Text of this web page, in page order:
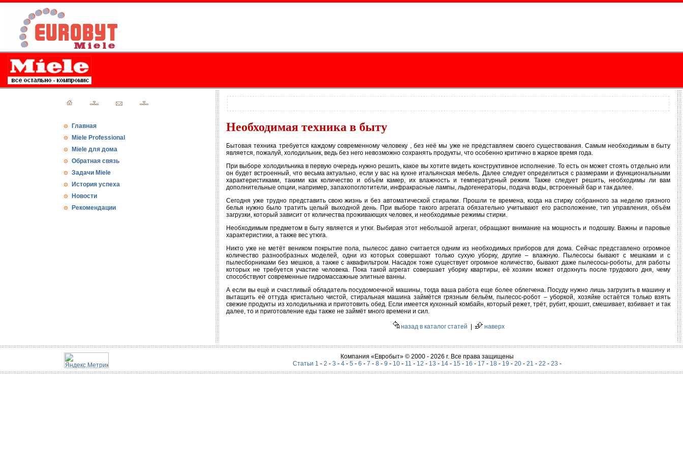
Главная
Miele Professional
Miele для дома
Обратная связь
Задачи Miele
История успеха
Новости
Рекомендации
Необходимая техника в быту
Бытовая техника требуется каждому современному человеку , без неё мы уже не представляем своего существования. Самым необходимым в быту
является, пожалуй, холодильник, ведь без него невозможно сохранять продукты, что особенно критично в жаркое время года.
При выборе холодильника в первую очередь нужно решить, какое вы хотите видеть конструктивное исполнение. То есть он может стоять отдельно или
он будет встроенный, что весьма актуально, если у вас на кухне итальянская мебель. Далее следует определиться с размерами и функциональными
характеристиками, такими как количество и объём камер, их влажность и температурный режим. Также следует решить, необходимы ли вам
дополнительные опции, например, запахопоглотители, инфракрасные лампы, льдогенераторы, подача воды, встроенный бар и так далее.
Сегодня уже трудно представить свою жизнь и без автоматической стиралки. Прошли те времена, когда на стирку собранного за неделю грязного
белья нужно было тратить целый выходной день. При выборе такого агрегата обязательно учитывают его расположение, тип управления, объём
загрузки, который зависит от количества проживающих человек, и необходимые режимы стирки.
Необходимым предметом в быту является и утюг. Выбирая этот небольшой агрегат, обращают внимание на мощность и подошву. Важны и паровые
характеристики, а также вес утюга.
Никто уже не метёт веником покрытие пола, пылесос давно считается одним из необходимых приборов для дома. Сейчас представлено огромное
количество разнообразных моделей, одни из которых совершают только сухую уборку, другие – влажную. Пылесосы бывают с мешками и с
пылесборниками без мешков, а также с аквафильтром. Насадок тоже существует огромное количество, бывают даже пылесосы-роботы, для работы
которых не требуется участие человека. Пока такой агрегат совершает уборку квартиры, её хозяин может отдохнуть после трудового дня, чему
способствуют современные гидромассажные элитные ванны.
А если вы ещё и счастливый обладатель посудомоечной машины, тогда ваша работа еще более облегчена. Посуду нужно лишь загрузить в машину и
вытащить её оттуда кристально чистой, стиральная машина займётся грязным бельём, пылесос-робот – уборкой, хозяйке остаётся только взять
свежие продукты из холодильника и приготовить обед. Если имеется кухонный комбайн, который режет, трёт, рубит, крошит, смешивает, взбивает и так
далее, то и приготовление еды также не займёт много времени и сил.
назад в каталог статей наверх
Компания «Евробыт» © 2000 - 2026 г. Все права защищены
Статьи 1 - 2 - 3 - 4- 5 - 6 - 7 - 8- 9 - 10- 11 - 12 - 13 - 14- 15 - 16 - 17 - 18- 19 - 20- 21 - 22 - 23 -